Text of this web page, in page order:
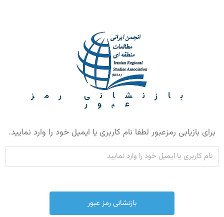
بازنشانی رمز
عبور
برای بازیابی رمزعبور لطفا نام کاربری یا ایمیل خود را وارد نمایید.